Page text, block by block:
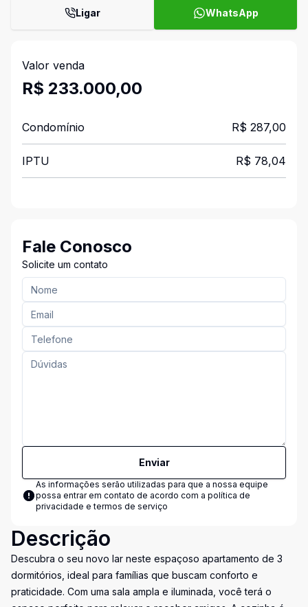
Ligar WhatsApp
Valor venda
R$ 233.000,00
Condomínio R$ 287,00
IPTU R$ 78,04
Fale Conosco
Solicite um contato
Enviar
As informações serão utilizadas para que a nossa equipe
possa entrar em contato de acordo com a política de
privacidade e termos de serviço
Descrição
Descubra o seu novo lar neste espaçoso apartamento de 3
dormitórios, ideal para famílias que buscam conforto e
praticidade. Com uma sala ampla e iluminada, você terá o